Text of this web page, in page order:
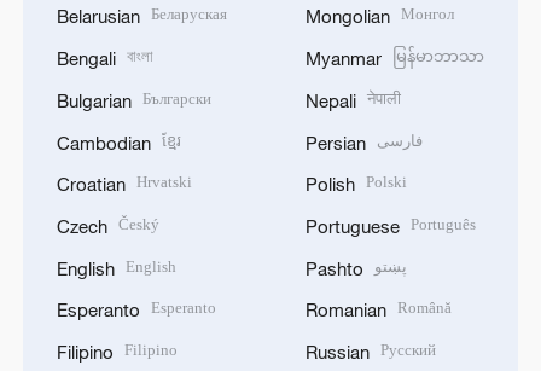
Belarusian Беларуская
Bengali বাংলা
Bulgarian Български
Cambodian ខ្មែរ
Croatian Hrvatski
Czech Český
English English
Esperanto Esperanto
Filipino Filipino
Mongolian Монгол
Myanmar မြန်မာဘာသာ
Nepali नेपाली
Persian فارسی
Polish Polski
Portuguese Português
Pashto پښتو
Romanian Română
Russian Русский